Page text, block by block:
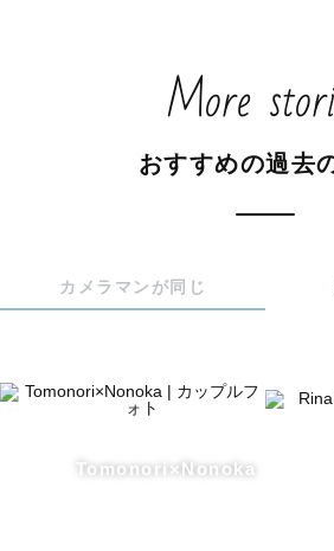
More
おすすめの過去
カメラマンが同じ
Tomonori×Nonoka